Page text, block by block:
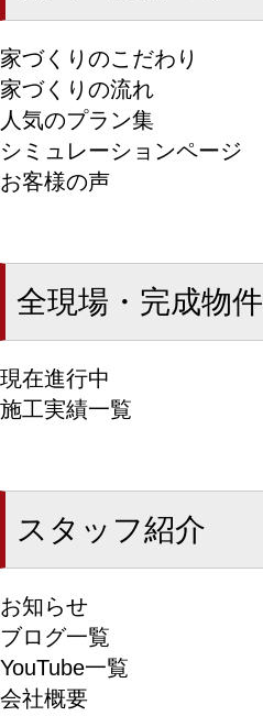
家づくりのこだわり
家づくりの流れ
人気のプラン集
シミュレーションページ
お客様の声
全現場・完成物件
現在進行中
施工実績一覧
スタッフ紹介
お知らせ
ブログ一覧
YouTube一覧
会社概要